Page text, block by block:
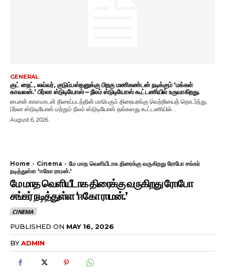
GENERAL
குட் நைட், லவ்வர், குடும்பஸ்தனுக்கு பிறகு மணிகண்டன் நடிக்கும் ‘மக்கள்
காவலன்.’ பிர்லா ஸ்டுடியோஸ் – நீலம் ஸ்டுடியோஸ் கூட்டணியில் உருவாகிறது.
பைசன் காளமாடன் திரைப்படத்தின் மாபெரும் திரையரங்கு வெற்றியைத் தொடர்ந்து,
பிர்லா ஸ்டுடியோஸ் மற்றும் நீலம் ஸ்டுடியோஸ் தங்களது கூட்டணியில்...
August 6, 2026